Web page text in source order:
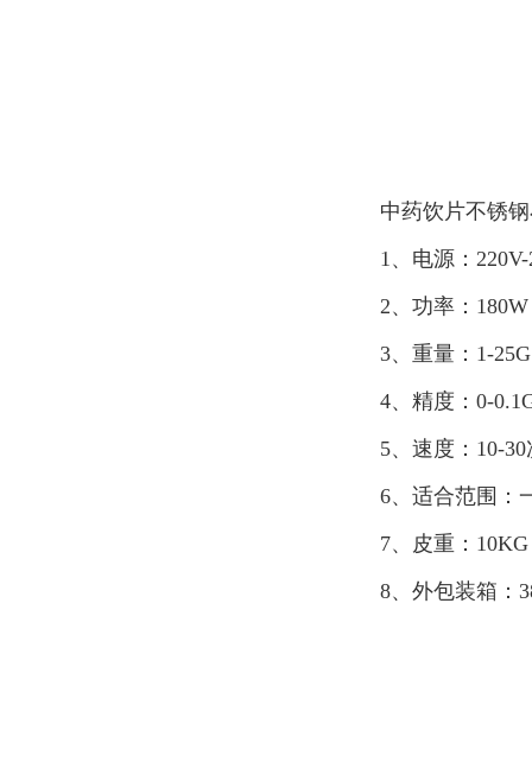
中药饮片不锈
1、电源：
2、功率：180W
3、重量：1-25G
4、精度：0-
5、速度：10-
6、适合范围：
7、皮重：10KG
8、外包装箱：